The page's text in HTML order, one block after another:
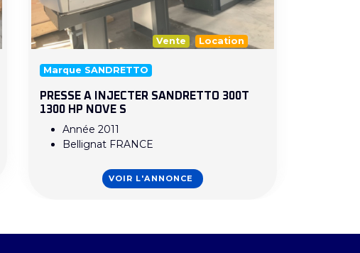
Vente Location
Marque SANDRETTO
PRESSE A INJECTER SANDRETTO 300T
1300 HP NOVE S
Année 2011
Bellignat FRANCE
VOIR L'ANNONCE